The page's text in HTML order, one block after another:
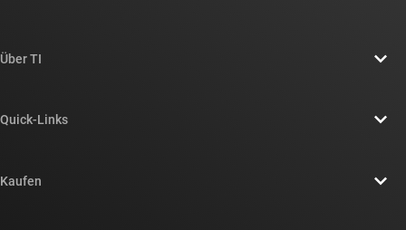
Über TI
Newsroom
Quick-Links
Kaufen